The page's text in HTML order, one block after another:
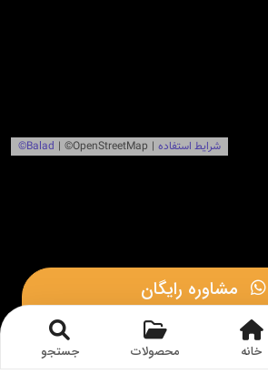
خانه محصولات جستجو
مشاوره رایگان